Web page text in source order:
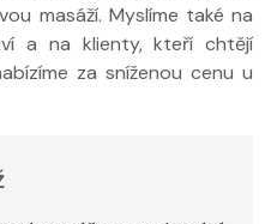
masáží. Myslíme také na
a na klienty, kteří chtějí
za sníženou cenu u